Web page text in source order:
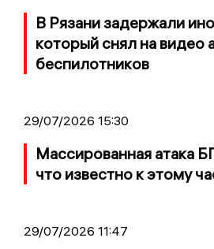
В Рязани задержали
который снял на видео
беспилотников
29/07/2026 15:30
Массированная атака
что известно к этому
29/07/2026 11:47